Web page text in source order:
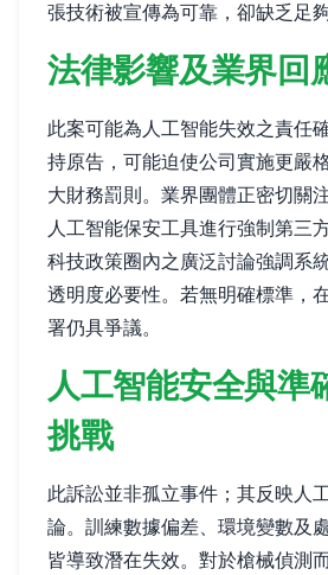
張技術被宣傳為可靠，卻缺乏足
法律影響及業界回
此案可能為人工智能失效之責任
持原告，可能迫使公司實施更嚴
大財務罰則。業界團體正密切關
人工智能保安工具進行強制第三方
科技政策圈內之廣泛討論強調系
透明度必要性。若無明確標準，
署仍具爭議。
人工智能安全與準
挑戰
此訴訟並非孤立事件；其反映人
論。訓練數據偏差、環境變數及
皆導致潛在失效。對於槍械偵測